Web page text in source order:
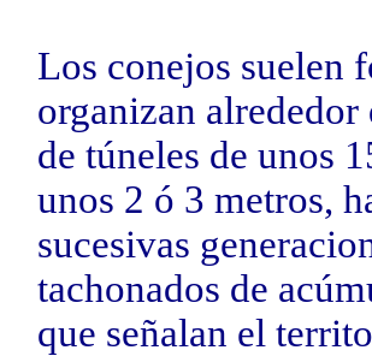
Los conejos suelen
organizan
de túneles de unos
unos 2 ó 3 metros,
sucesivas
tachonados de
que señalan el